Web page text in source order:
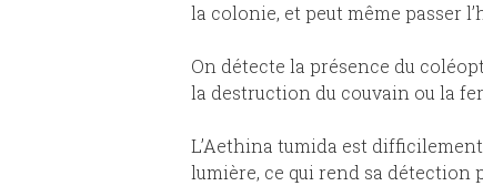
la colonie, et peut même passer
On détecte la présence du
la destruction du couvain ou la
L’Aethina tumida est
lumière, ce qui rend sa détection